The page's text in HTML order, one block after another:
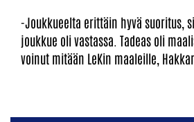
-Joukkueelta erittäin hyvä suoritus,
joukkue oli vastassa. Tadeas oli
voinut mitään LeKin maaleille,